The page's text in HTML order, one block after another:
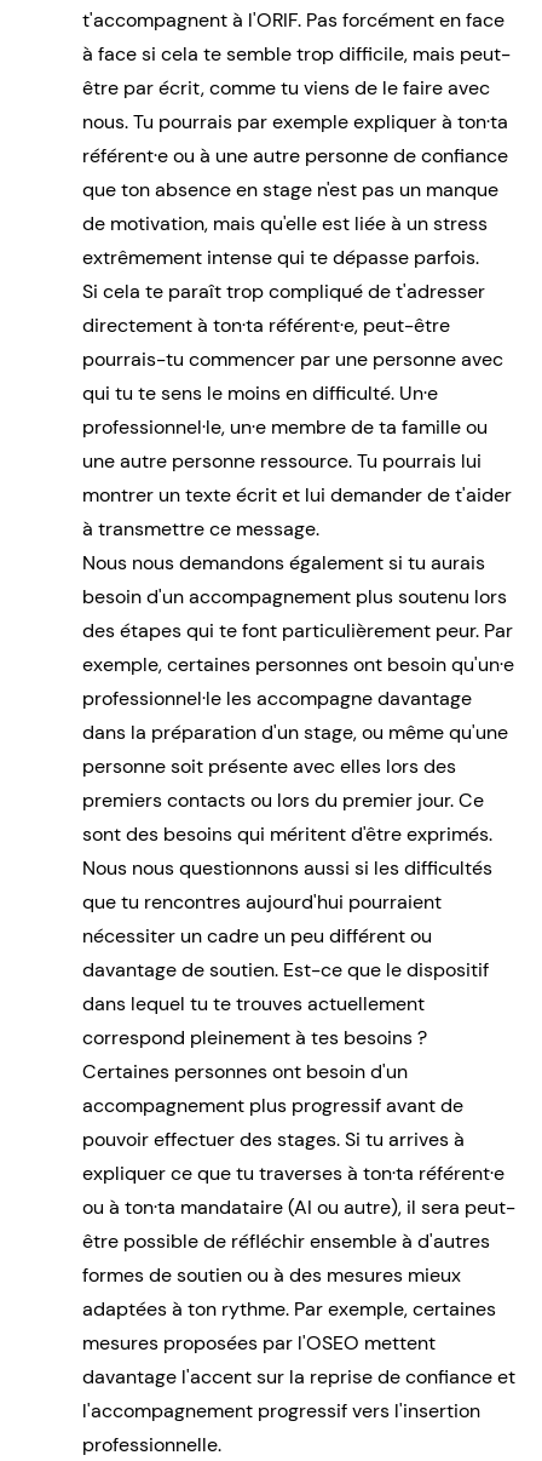
t'accompagnent à l'ORIF. Pas forcément en face
à face si cela te semble trop difficile, mais peut-
être par écrit, comme tu viens de le faire avec
nous. Tu pourrais par exemple expliquer à ton·ta
référent·e ou à une autre personne de confiance
que ton absence en stage n'est pas un manque
de motivation, mais qu'elle est liée à un stress
extrêmement intense qui te dépasse parfois.
Si cela te paraît trop compliqué de t'adresser
directement à ton·ta référent·e, peut-être
pourrais-tu commencer par une personne avec
qui tu te sens le moins en difficulté. Un·e
professionnel·le, un·e membre de ta famille ou
une autre personne ressource. Tu pourrais lui
montrer un texte écrit et lui demander de t'aider
à transmettre ce message.
Nous nous demandons également si tu aurais
besoin d'un accompagnement plus soutenu lors
des étapes qui te font particulièrement peur. Par
exemple, certaines personnes ont besoin qu'un·e
professionnel·le les accompagne davantage
dans la préparation d'un stage, ou même qu'une
personne soit présente avec elles lors des
premiers contacts ou lors du premier jour. Ce
sont des besoins qui méritent d'être exprimés.
Nous nous questionnons aussi si les difficultés
que tu rencontres aujourd'hui pourraient
nécessiter un cadre un peu différent ou
davantage de soutien. Est-ce que le dispositif
dans lequel tu te trouves actuellement
correspond pleinement à tes besoins ?
Certaines personnes ont besoin d'un
accompagnement plus progressif avant de
pouvoir effectuer des stages. Si tu arrives à
expliquer ce que tu traverses à ton·ta référent·e
ou à ton·ta mandataire (AI ou autre), il sera peut-
être possible de réfléchir ensemble à d'autres
formes de soutien ou à des mesures mieux
adaptées à ton rythme. Par exemple, certaines
mesures proposées par l'OSEO mettent
davantage l'accent sur la reprise de confiance et
l'accompagnement progressif vers l'insertion
professionnelle.